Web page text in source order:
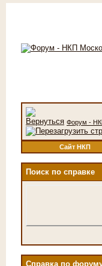
Форум -
Сайт НКП
Поиск по справке
Справка по